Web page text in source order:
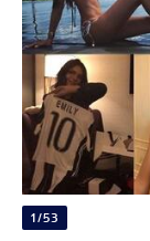
1/53